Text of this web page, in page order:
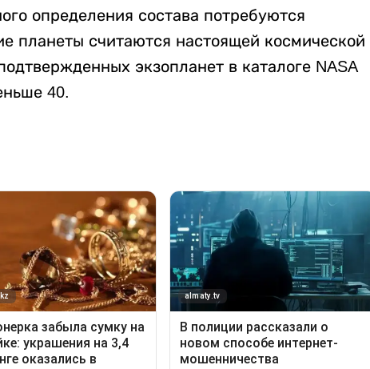
определения состава потребуются
планеты считаются настоящей космической
экзопланет в каталоге NASA
40.